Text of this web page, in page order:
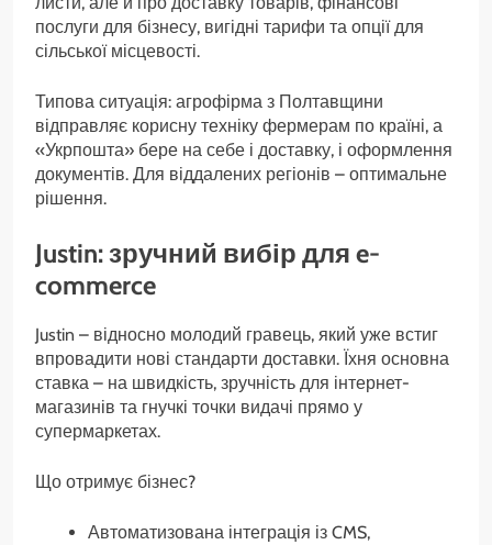
послуги для бізнесу, вигідні тарифи та опції для
сільської місцевості.
Типова ситуація: агрофірма з Полтавщини
відправляє корисну техніку фермерам по країні, а
«Укрпошта» бере на себе і доставку, і оформлення
документів. Для віддалених регіонів – оптимальне
рішення.
Justin: зручний вибір для e-
commerce
Justin – відносно молодий гравець, який уже встиг
впровадити нові стандарти доставки. Їхня основна
ставка – на швидкість, зручність для інтернет-
магазинів та гнучкі точки видачі прямо у
супермаркетах.
Що отримує бізнес?
Автоматизована інтеграція із CMS,